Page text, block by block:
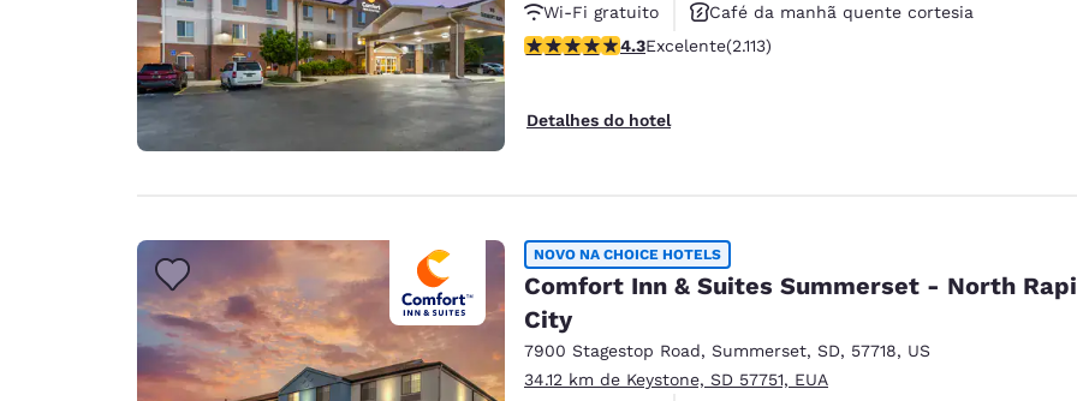
Wi-Fi gratuito
Café da manhã quente cortesia
Não fumante
classificação 4.34 estrelas. Excelente. 2113 avaliações
4.3Excelente(2.113)
Detalhes do hotel
NOVO NA CHOICE HOTELS
Comfort Inn & Suites Summerset - North
City
7900 Stagestop Road, Summerset, SD, 57718, US
34.12 km de Keystone, SD 57751, EUA